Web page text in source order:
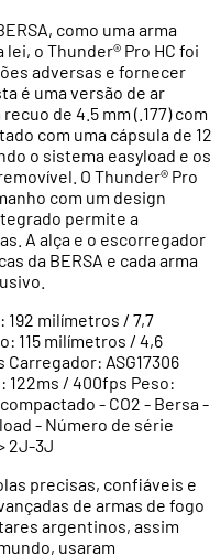
como uma arma
o Thunder® Pro HC foi
adversas e fornecer
é uma versão de ar
de 4.5 mm (.177) com
com uma cápsula de 12
o sistema easyload e os
O Thunder® Pro
com um design
permite a
A alça e o escorregador
da BERSA e cada arma
192 milímetros / 7,7
115 milímetros / 4,6
ASG17306
122ms / 400fps Peso:
- CO2 - Bersa -
- Número de série
2J-3J
precisas, confiáveis e
de armas de fogo
argentinos, assim
usaram